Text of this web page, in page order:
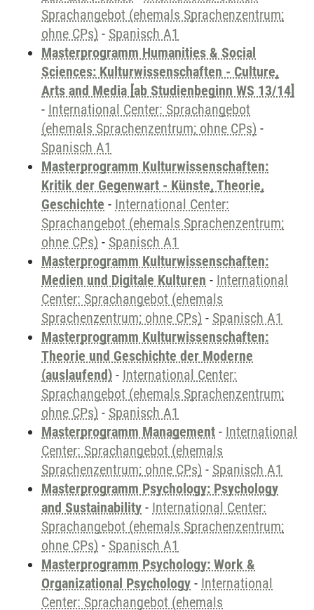
Sprachangebot (ehemals Sprachenzentrum;
ohne CPs) - Spanisch A1
Masterprogramm Humanities & Social
Sciences: Kulturwissenschaften - Culture,
Arts and Media [ab Studienbeginn WS 13/14]
- International Center: Sprachangebot
(ehemals Sprachenzentrum; ohne CPs) -
Spanisch A1
Masterprogramm Kulturwissenschaften:
Kritik der Gegenwart - Künste, Theorie,
Geschichte - International Center:
Sprachangebot (ehemals Sprachenzentrum;
ohne CPs) - Spanisch A1
Masterprogramm Kulturwissenschaften:
Medien und Digitale Kulturen - International
Center: Sprachangebot (ehemals
Sprachenzentrum; ohne CPs) - Spanisch A1
Masterprogramm Kulturwissenschaften:
Theorie und Geschichte der Moderne
(auslaufend) - International Center:
Sprachangebot (ehemals Sprachenzentrum;
ohne CPs) - Spanisch A1
Masterprogramm Management - International
Center: Sprachangebot (ehemals
Sprachenzentrum; ohne CPs) - Spanisch A1
Masterprogramm Psychology: Psychology
and Sustainability - International Center:
Sprachangebot (ehemals Sprachenzentrum;
ohne CPs) - Spanisch A1
Masterprogramm Psychology: Work &
Organizational Psychology - International
Center: Sprachangebot (ehemals